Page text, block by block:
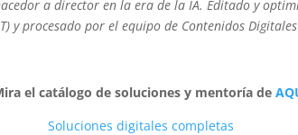
a director en la era de la IA. Editado y
y procesado por el equipo de Contenidos
el catálogo de soluciones y mentoría de
Soluciones digitales completas